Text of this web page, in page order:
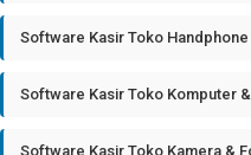
Software Kasir Toko
Software Kasir Toko Komputer
Software Kasir Toko Kamera &